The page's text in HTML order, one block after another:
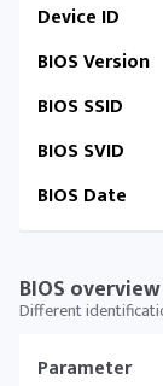
Device ID
BIOS Version
BIOS SSID
BIOS SVID
BIOS Date
BIOS overview
Different
Parameter